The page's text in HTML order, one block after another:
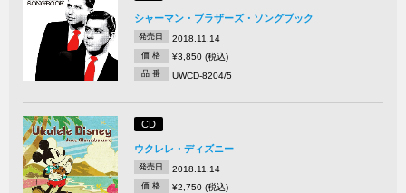
シャーマン・ブラザーズ・ソングブック
発売日 2018.11.14
価 格 ¥3,850 (税込)
品 番 UWCD-8204/5
CD
ウクレレ・ディズニー
発売日 2018.11.14
価 格 ¥2,750 (税込)